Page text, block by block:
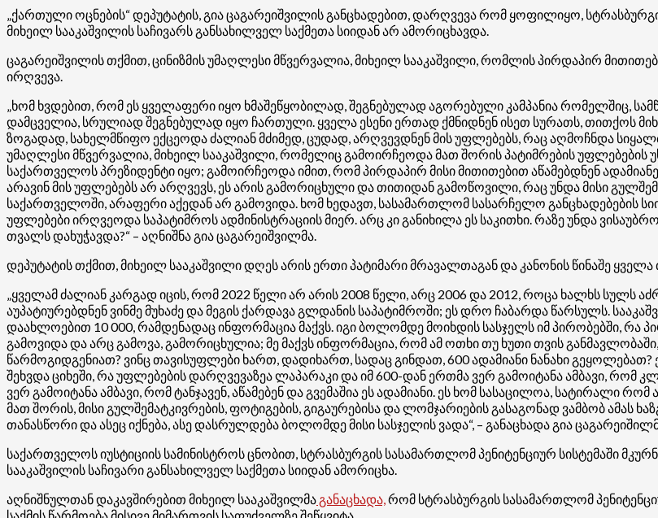
„ქართული ოცნების“ დეპუტატის, გია ცაგარეიშვილის განცხადებით, დარღვევა რომ ყოფილიყო,
მიხეილ სააკაშვილის საჩივარს განსახილველ საქმეთა სიიდან არ ამორიცხავდა.
ცაგარეიშვილის თქმით, ცინიზმის უმაღლესი მწვერვალია, მიხეილ სააკაშვილი, რომლის პირდაპირ
ირღვევა.
„ხომ ხვდებით, რომ ეს ყველაფერი იყო ხმაშეწყობილად, შეგნებულად აგორებული კამპანია რომელშიც,
დამცველია, სრულიად შეგნებულად იყო ჩართული. ყველა ესენი ერთად ქმნიდნენ ისეთ სურათს, თითქოს
ზოგადად, სახელმწიფო ექცეოდა ძალიან მძიმედ, ცუდად, არღვევდნენ მის უფლებებს, რაც აღმოჩნდა
უმაღლესი მწვერვალია, მიხეილ სააკაშვილი, რომელიც გამოირჩეოდა მათ შორის პატიმრების
საქართველოს პრეზიდენტი იყო; გამოირჩეოდა იმით, რომ პირდაპირ მისი მითითებით აწამებდნენ
არავინ მის უფლებებს არ არღვევს, ეს არის გამორიცხული და თითიდან გამოწოვილი, რაც უნდა მისი
საქართველოში, არაფერი აქედან არ გამოვიდა. ხომ ხედავთ, სასამართლომ სასარჩელო განცხადებების
უფლებები ირღვეოდა საპატიმროს ადმინისტრაციის მიერ. არც კი განიხილა ეს საკითხი. რაზე უნდა
თვალს დახუჭავდა?“ – აღნიშნა გია ცაგარეიშვილმა.
დეპუტატის თქმით, მიხეილ სააკაშვილი დღეს არის ერთი პატიმარი მრავალთაგან და კანონის წინაშე
„ყველამ ძალიან კარგად იცის, რომ 2022 წელი არ არის 2008 წელი, არც 2006 და 2012, როცა ხალხს სულს
აუპატიურებდნენ ვინმე მუხაძე და მეგის ქარდავა გლდანის საპატიმროში; ეს დრო ჩაბარდა წარსულს.
დაახლოებით 10 000, რამდენადაც ინფორმაცია მაქვს. იგი ბოლომდე მოიხდის სასჯელს იმ პირობებში, რა
გამოვიდა და არც გამოვა, გამორიცხულია; მე მაქვს ინფორმაცია, რომ ამ ოთხი თუ ხუთი თვის
წარმოგიდგენიათ? ვინც თავისუფლები ხართ, დადიხართ, სადაც გინდათ, 600 ადამიანი ნანახი გეყოლებათ?
შეხვდა ციხეში, რა უფლებების დარღვევაზეა ლაპარაკი და იმ 600-დან ერთმა ვერ გამოიტანა ამბავი, რომ
ვერ გამოიტანა ამბავი, რომ ტანჯავენ, აწამებენ და გვემაშია ეს ადამიანი. ეს ხომ სასაცილოა, სატირალი
მათ შორის, მისი გულშემატკივრების, ფოტიგების, გიგაურებისა და ლომჯარიების გასაგონად ვამბობ ამას
თანასწორი და ასეც იქნება, ასე დასრულდება ბოლომდე მისი სასჯელის ვადა“, – განაცხადა გია
საქართველოს იუსტიციის სამინისტროს ცნობით, სტრასბურგის სასამართლომ პენიტენციურ სისტემაში
სააკაშვილის საჩივარი განსახილველ საქმეთა სიიდან ამორიცხა.
აღნიშნულთან დაკავშირებით მიხეილ სააკაშვილმაგანაცხადა,რომ სტრასბურგის სასამართლომ